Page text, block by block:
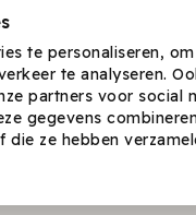
te personaliseren,
te analyseren.
partners voor social
gegevens
ze hebben